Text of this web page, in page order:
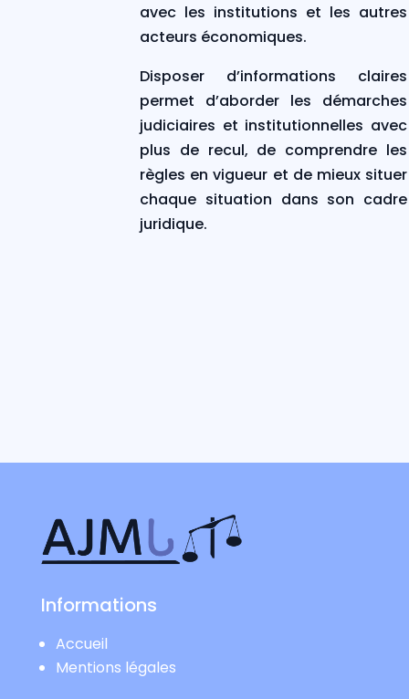
avec les institutions et les autres
acteurs économiques.
Disposer d’informations claires
permet d’aborder les démarches
judiciaires et institutionnelles avec
plus de recul, de comprendre les
règles en vigueur et de mieux situer
chaque situation dans son cadre
juridique.
Informations
Accueil
Mentions légales